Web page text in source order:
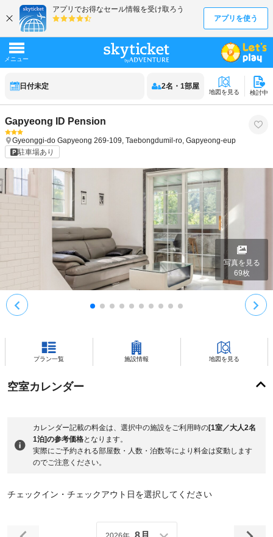
日付未定 2名 ・ 1部屋
地図を見る 検討中
Gapyeong ID Pension
Gyeonggi-do Gapyeong 269-109, Taebongdumil-ro, Gapyeong-eup
駐車場あり
写真を見る
69枚
プラン一覧 施設情報 地図を見る
空室カレンダー
カレンダー記載の料金は、選択中の施設をご利用時の[1室／大人2名
1泊]の参考価格となります。
実際にご予約される部屋数・人数・泊数等により料金は変動します
のでご注意ください。
チェックイン・チェックアウト日を選択してください